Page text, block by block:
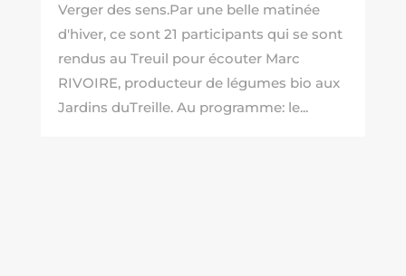
Verger des sens.Par une belle matinée
d'hiver, ce sont 21 participants qui se sont
rendus au Treuil pour écouter Marc
RIVOIRE, producteur de légumes bio aux
Jardins duTreille. Au programme: le...